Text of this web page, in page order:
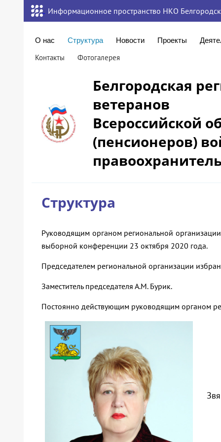
Информационное пространство НКО
О нас Структура Новости Проекты
Контакты Фотогалерея
Белгородская
ветеранов
Всероссийской
(пенсионеров)
Структура
Руководящим органом региональной
выборной конференции 23 октября 2020 года.
Председателем региональной организации
Заместитель председателя А.М. Бурик.
Постоянно действующим руководящим органом